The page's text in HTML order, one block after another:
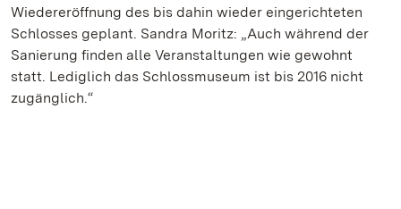
Wiedereröffnung des bis dahin wieder eingerichteten
Schlosses geplant. Sandra Moritz: „Auch während der
Sanierung finden alle Veranstaltungen wie gewohnt
statt. Lediglich das Schlossmuseum ist bis 2016 nicht
zugänglich.“